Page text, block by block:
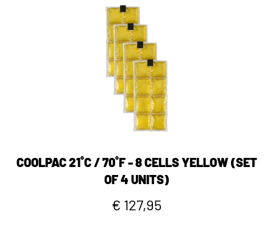
COOLPAC 21˚C / 70˚F - 8 CELLS YELLOW (SET
OF 4 UNITS)
€ 127,95